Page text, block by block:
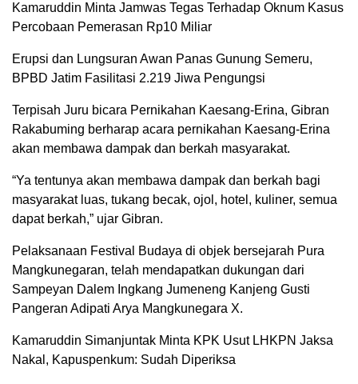
Kamaruddin Minta Jamwas Tegas Terhadap Oknum Kasus
Percobaan Pemerasan Rp10 Miliar
Erupsi dan Lungsuran Awan Panas Gunung Semeru,
BPBD Jatim Fasilitasi 2.219 Jiwa Pengungsi
Terpisah Juru bicara Pernikahan Kaesang-Erina, Gibran
Rakabuming berharap acara pernikahan Kaesang-Erina
akan membawa dampak dan berkah masyarakat.
“Ya tentunya akan membawa dampak dan berkah bagi
masyarakat luas, tukang becak, ojol, hotel, kuliner, semua
dapat berkah,” ujar Gibran.
Pelaksanaan Festival Budaya di objek bersejarah Pura
Mangkunegaran, telah mendapatkan dukungan dari
Sampeyan Dalem Ingkang Jumeneng Kanjeng Gusti
Pangeran Adipati Arya Mangkunegara X.
Kamaruddin Simanjuntak Minta KPK Usut LHKPN Jaksa
Nakal, Kapuspenkum: Sudah Diperiksa